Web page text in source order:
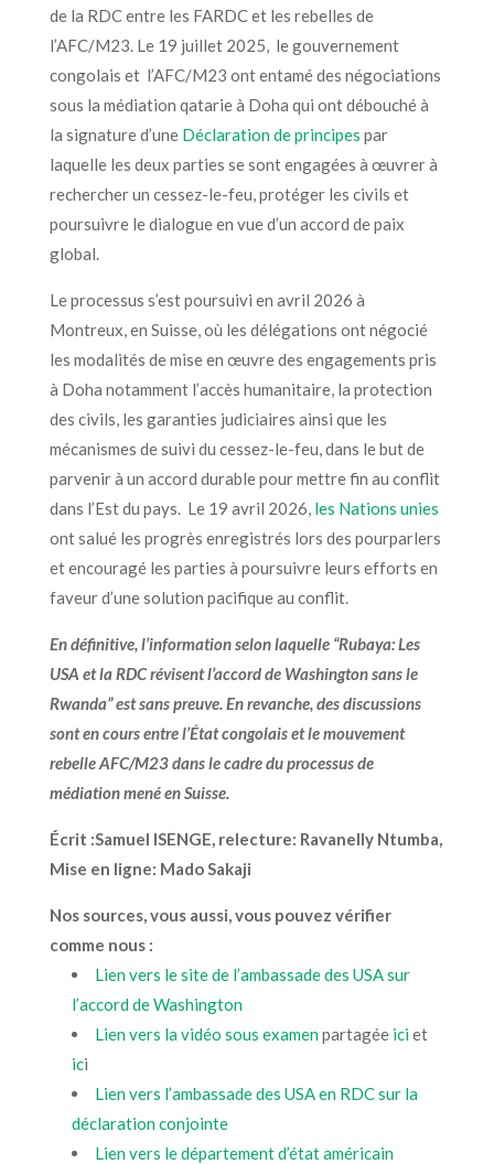
de la RDC entre les FARDC et les rebelles de
l’AFC/M23.Le 19 juillet 2025, le gouvernement
congolais et l’AFC/M23 ont entamé des négociations
sous la médiation qatarie à Doha qui ont débouchéà
la signature d’une Déclaration de principes par
laquelleles deux parties se sont engagées à œuvrerà
rechercher un cessez-le-feu, protéger les civils et
poursuivre le dialogue en vue d’un accord de paix
global.
Le processus s’est poursuivi en avril 2026 à
Montreux, en Suisse, où les délégations ont négocié
les modalités de mise en œuvre des engagements pris
à Doha notamment l’accès humanitaire, la protection
des civils, les garanties judiciaires ainsi queles
mécanismes de suivi du cessez-le-feu,dans le butde
parvenir à un accord durable pour mettre fin au conflit
dans l’Est du pays. Le19 avril 2026, les Nations unies
ontsalué les progrès enregistrés lors des pourparlers
et encouragé les parties à poursuivre leurs efforts en
faveur d’une solution pacifique au conflit.
En définitive, l’information selon laquelle “Rubaya: Les
USA et la RDC révisent l’accord de Washington sans le
Rwanda” est sans preuve. En revanche, des discussions
sont en cours entre l’État congolais et le mouvement
rebelle AFC/M23 dans le cadre du processus de
médiation mené en Suisse.
Écrit :Samuel ISENGE, relecture: Ravanelly Ntumba,
Mise en ligne: Mado Sakaji
Nos sources, vous aussi, vous pouvez vérifier
comme nous :
Lien vers le site de l’ambassade des USA sur
l’accord de Washington
Lien vers la vidéo sous examenpartagée iciet
ici
Lien vers l’ambassade des USA en RDC sur la
déclaration conjointe
Lien vers le département d’état américain